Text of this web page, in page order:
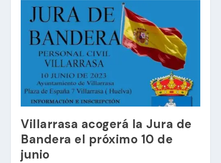
Villarrasa acogerá la Jura de
Bandera el próximo 10 de
junio